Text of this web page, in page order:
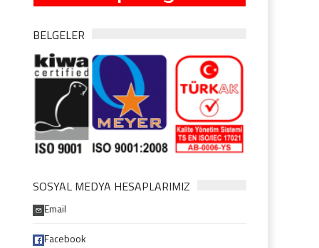
BELGELER
SOSYAL MEDYA HESAPLARIMIZ
Email
Facebook